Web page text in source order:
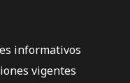
informativos
vigentes